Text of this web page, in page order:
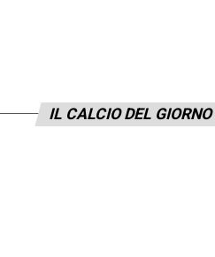
IL CALCIO DEL GIORNO